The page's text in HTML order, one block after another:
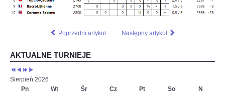
jeden.
Na
wojna
–
powiedział
w
wywiadzie
Poprzedni artykuł Następny artykuł
AKTUALNE TURNIEJE
Sierpień 2026
Pn
Wt Śr Cz Pt So
N